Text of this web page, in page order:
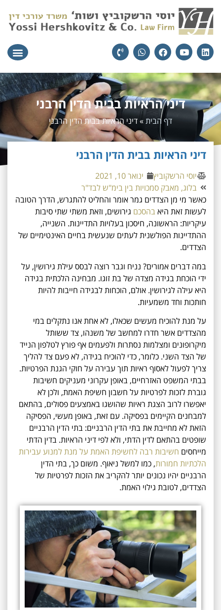
דיני הראיות בבית הדין הרבני
דף הבית»דיני הראיות בבית הדין הרבני
דיני הראיות בבית הדין הרבני
יוסי הרשקוביץ
ינואר 10, 2021
בלוג, מאבק סמכויות בין בימ"ש לבד"ר
כאשר מי מן הצדדים גמר אומר והחליט להתגרש, הדרך הטובה
לעשות זאת היאבהסכם גירושים, וזאת משתי שתי סיבות
עיקריות: הראשונה, חיסכון בעלויות התדיינות. השנייה,
ההתדיינות הפולשנית לעתים שנעשית בחיים האינטימיים של
הצדדים.
במה דברים אמורים? נניח וגבר רוצה לבסס עילת גירושין, על
ידי הוכחת בגידה מצדה של בת זוגו. מבחינה הלכתית בגידה
היא עילה לגירושין. אולם, הוכחות לבגידה חייבות להיות
חותכות וחד משמעיות.
על מנת להוכיח מעשים שכאלו, לא אחת אנו נתקלים במי
מהצדדים אשר חדרו למחשב של משנהו, צד ששותל
מיקרופונים ומצלמות נסתרות ולפעמים אף פורץ לטלפון הנייד
של הצד השני. כלומר, כדי להוכיח בגידה, לא פעם צד להליך
צריך לפעול לאסוף ראיות תוך עבירה על חוקי הגנת הפרטיות.
בבתי המשפט האזרחיים, באופן עקרוני מעניקים חשיבות
גוברת לזכות לפרטיות על חשבון חשיפת האמת, ולכן לא
יאפשרו לרוב הצגת ראיות שהושגו באמצעים פסולים, בהתאם
למבחנים הקיימים בפסיקה. עם זאת, באופן מעשי, הפסיקה
הזאת לא מחייבת את בתי הדין הרבניים: בתי הדין הרבניים
שופטים בהתאם לדין הדתי, ולא לפי דיני הראיות. בדין הדתי
מייחסים חשיבות רבה לחשיפת האמת על מנת למנוע עבירות
הלכתיות חמורות, כמו למשל ניאוף. משום כך, בתי הדין
הרבניים יהיו נכונים יותר להקריב את הזכות לפרטיות של
הצדדים, לטובת גילוי האמת.